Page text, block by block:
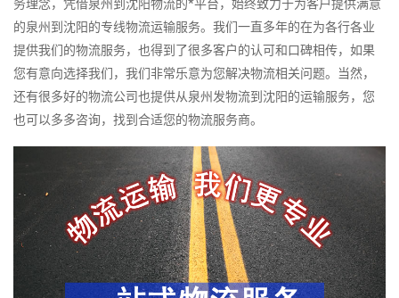
务理念，凭借泉州到沈阳物流的*平台，始终致力于为客户提供满意
的泉州到沈阳的专线物流运输服务。我们一直多年的在为各行各业
提供我们的物流服务，也得到了很多客户的认可和口碑相传，如果
您有意向选择我们，我们非常乐意为您解决物流相关问题。当然，
还有很多好的物流公司也提供从泉州发物流到沈阳的运输服务，您
也可以多多咨询，找到合适您的物流服务商。